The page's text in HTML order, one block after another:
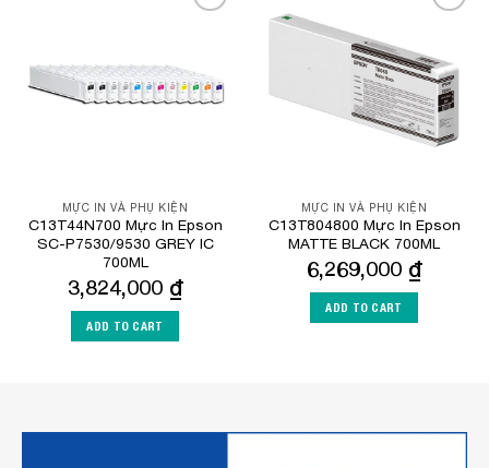
MỰC IN VÀ PHỤ KIỆN
C13T44N700 Mực In Epson
SC-P7530/9530 GREY IC
700ML
3,824,000 ₫
ADD TO CART
MỰC IN VÀ PHỤ KIỆN
C13T804800 Mực In Epson
MATTE BLACK 700ML
6,269,000 ₫
ADD TO CART